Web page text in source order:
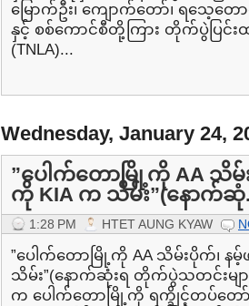
မြောက်ဦး၊ ကျောက်တော်၊ ရသေ့တေ
နှင့် စစ်ကောင်စီတို့ကြား တိုက်ပွဲပြင်
(TNLA)...
Wednesday, January 24,
”ပေါက်တောမြို့ကို AA သိမ်
ကို KIA က သိမ်း”(နောက်ဆုံ
1:28 PM HTET AUNG KYAW
”ပေါက်တောမြို့ကို AA သိမ်းပိုက်၊ န
သိမ်း”(နောက်ဆုံးရ တိုက်ပွဲသတင်းမျာ
က ပေါက်တောမြို့ကို ရက္ခိုင့်တပ်တော်